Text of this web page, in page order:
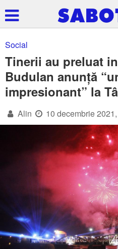
Social
Tinerii au preluat
Budulan anunță
impresionant” la
Alin 10 decembrie